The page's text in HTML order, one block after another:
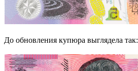
До обновления купюра выглядела так: